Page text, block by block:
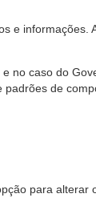
e informações.
no caso do
de
para alterar